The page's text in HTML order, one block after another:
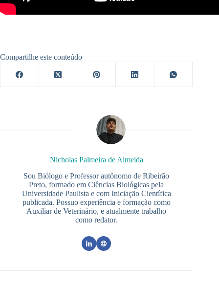
Compartilhe este conteúdo
Nicholas Palmeira de Almeida
Sou Biólogo e Professor autônomo de Ribeirão
Preto, formado em Ciências Biológicas pela
Universidade Paulista e com Iniciação Científica
publicada. Possuo experiência e formação como
Auxiliar de Veterinário, e atualmente trabalho
como redator.